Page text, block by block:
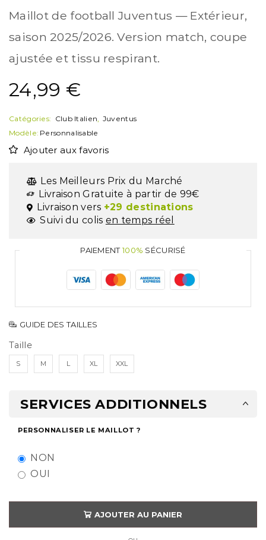
Maillot de football Juventus — Extérieur,
saison 2025/2026. Version match, coupe
ajustée et tissu respirant.
24,99 €
Catégories: Club Italien, Juventus
Modèle: Personnalisable
Ajouter aux favoris
Les Meilleurs Prix du Marché
Livraison Gratuite à partir de 99€
Livraison vers +29 destinations
Suivi du colis en temps réel
PAIEMENT100% SÉCURISÉ
GUIDE DES TAILLES
Taille
S M L XL XXL
SERVICES ADDITIONNELS
PERSONNALISER LE MAILLOT ?
NON
OUI
AJOUTER AU PANIER